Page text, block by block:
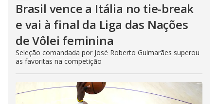
Brasil vence a Itália no tie-break
e vai à final da Liga das Nações
de Vôlei feminina
Seleção comandada por José Roberto Guimarães superou
as favoritas na competição